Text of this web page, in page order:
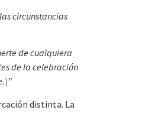
circunstancias
de cualquiera
de la celebración
distinta. La